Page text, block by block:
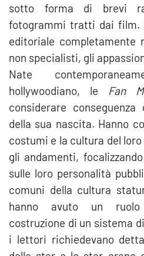
sotto forma di brevi
fotogrammi tratti dai
editoriale completamente
non specialisti, gli
Nate
hollywoodiano, le Fan
considerare
della sua nascita. Hanno
costumi e la cultura del
gli andamenti,
sulle loro personalità
comuni della cultura
hanno avuto un ruolo
costruzione di un sistema
i lettori richiedevano